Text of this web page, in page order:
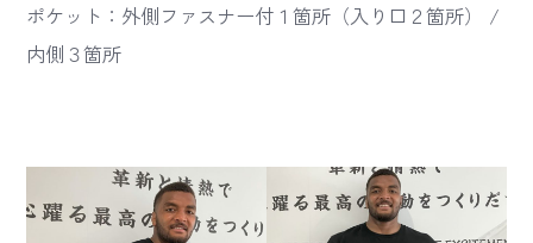
ポケット：外側ファスナー付１箇所（入り口２箇所） /
内側３箇所